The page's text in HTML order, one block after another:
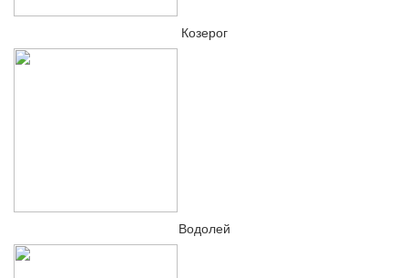
Козерог
Водолей